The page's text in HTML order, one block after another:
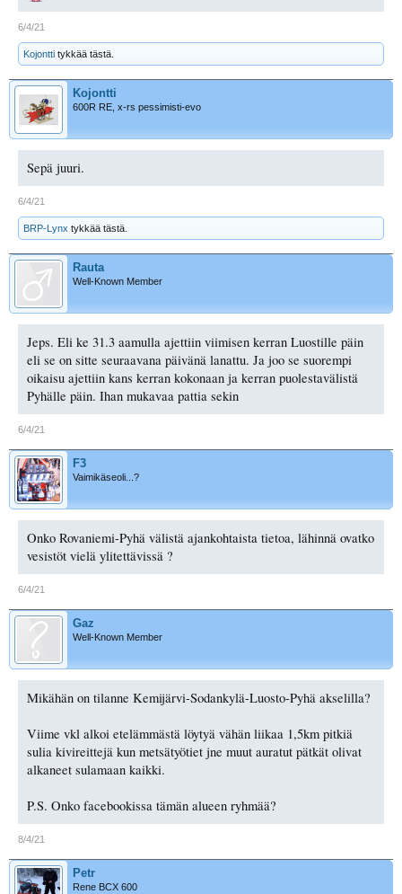
6/4/21
Kojontti tykkää tästä.
Kojontti
600R RE, x-rs pessimisti-evo
Sepä juuri.
6/4/21
BRP-Lynx tykkää tästä.
Rauta
Well-Known Member
Jeps. Eli ke 31.3 aamulla ajettiin viimisen kerran Luostille päin
eli se on sitte seuraavana päivänä lanattu. Ja joo se suorempi
oikaisu ajettiin kans kerran kokonaan ja kerran puolestavälistä
Pyhälle päin. Ihan mukavaa pattia sekin
6/4/21
F3
Vaimikäseoli...?
Onko Rovaniemi-Pyhä välistä ajankohtaista tietoa, lähinnä ovatko
vesistöt vielä ylitettävissä ?
6/4/21
Gaz
Well-Known Member
Mikähän on tilanne Kemijärvi-Sodankylä-Luosto-Pyhä akselilla?
Viime vkl alkoi etelämmästä löytyä vähän liikaa 1,5km pitkiä
sulia kivireittejä kun metsätyötiet jne muut auratut pätkät olivat
alkaneet sulamaan kaikki.
P.S. Onko facebookissa tämän alueen ryhmää?
8/4/21
Petr
Rene BCX 600